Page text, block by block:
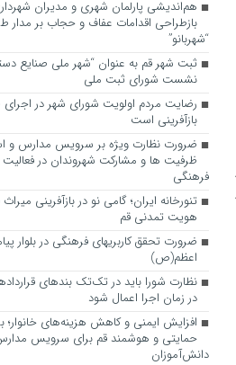
هم‌اندیشی پارلمان شهری و مدیران
بازطراحی اقدامات عفاف و حجاب بر مدار
“شهربانو”
ثبت شهر قم به عنوان “شهر ملی صنایع
نشست شورای ثبت ملی
رضایت مردم اولویت شورای شهر در
بازآفرینی است
ضرورت نظارت ویژه بر سرویس مدارس و
ظرفیت ها و مشارکت شهروندان در
فرهنگی
تنورخانه ایران؛ گامی نو در بازآفرینی
هویت تمدنی قم
ضرورت تحقق کاربری­های فرهنگی در بلوار
اعظم(ص)
نظارت شورا باید در تک‌تک بندهای
در زمان اجرا اعمال شود
افزایش ایمنی و کاهش هزینه‌های خانوار؛
حمایتی و هوشمند قم برای سرویس
دانش‌آموزان